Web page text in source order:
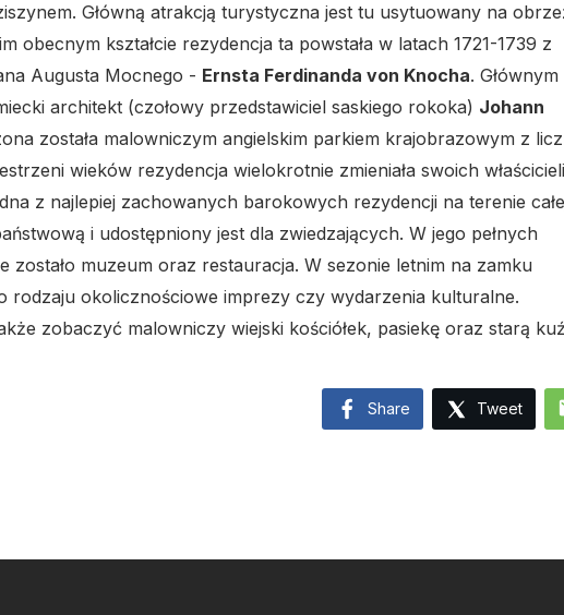
Główną atrakcją turystyczna jest tu usytuowany na
obecnym kształcie rezydencja ta powstała w latach 1721-1739 z
Augusta Mocnego - Ernsta Ferdinanda von Knocha. Głównym
architekt (czołowy przedstawiciel saskiego rokoka) Johann
została malowniczym angielskim parkiem krajobrazowym z
wieków rezydencja wielokrotnie zmieniała swoich
z najlepiej zachowanych barokowych rezydencji na terenie
i udostępniony jest dla zwiedzających. W jego pełnych
muzeum oraz restauracja. W sezonie letnim na zamku
rodzaju okolicznościowe imprezy czy wydarzenia kulturalne.
zobaczyć malowniczy wiejski kościółek, pasiekę oraz starą
Share Tweet